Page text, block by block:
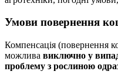
Умови повернення
Компенсація (повернення
можлива виключно у
проблему з рослиною